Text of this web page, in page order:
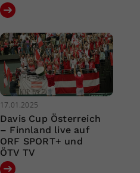
17.01.2025
Davis Cup Österreich
– Finnland live auf
ORF SPORT+ und
ÖTV TV